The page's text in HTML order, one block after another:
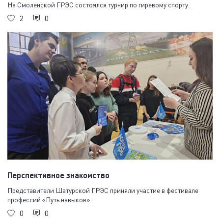
На Смоленской ГРЭС состоялся турнир по гиревому спорту.
2 0
Перспективное знакомство
Представители Шатурской ГРЭС приняли участие в фестивале
профессий «Путь навыков».
0 0